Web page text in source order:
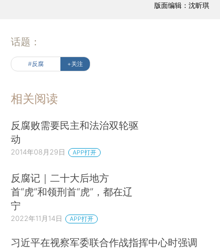
版面编辑：沈昕琪
话题：
#反腐 +关注
相关阅读
反腐败需要民主和法治双轮驱
动
2014年08月29日 APP打开
反腐记｜二十大后地方
首“虎”和领刑首“虎”，都在辽
宁
2022年11月14日 APP打开
习近平在视察军委联合作战指挥中心时强调